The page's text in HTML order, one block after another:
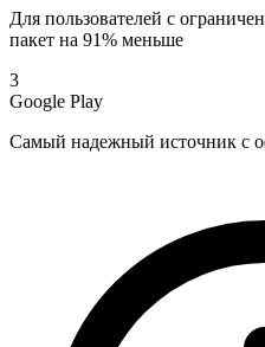
Для пользователей с
пакет на 91% меньше
3
Google Play
Самый надежный источник с